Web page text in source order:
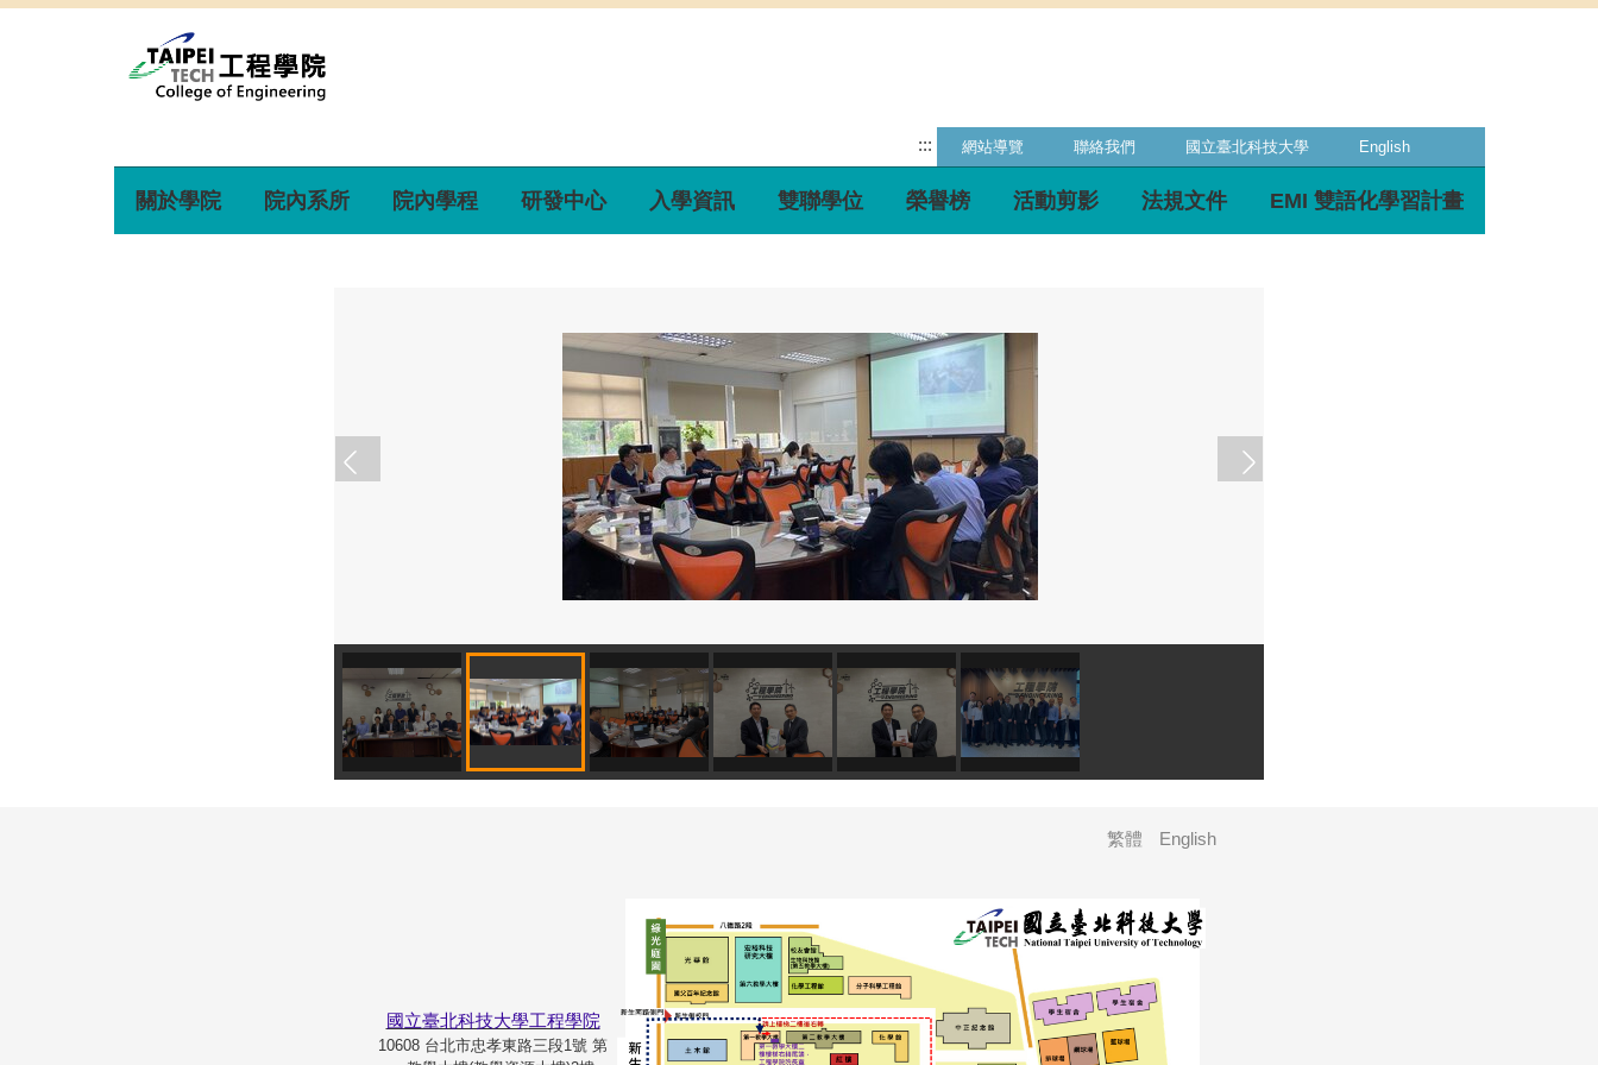
::: 網站導覽 聯絡我們 國立臺北科技大學 English
關於學院 院內系所 院內學程 研發中心 入學資訊 雙聯學位 榮譽榜 活動剪影 法規文件 EMI 雙語化學習計畫
繁體 English
國立臺北科技大學工程學院
10608 台北市忠孝東路三段1號 第